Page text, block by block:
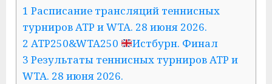
1 Расписание трансляций теннисных
турниров ATP и WTA. 28 июня 2026.
2 ATP250&WTA250
Истбурн. Финал
3 Результаты теннисных турниров ATP и
WTA. 28 июня 2026.